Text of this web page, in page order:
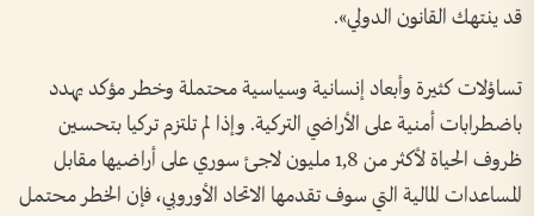
قد ينتهك القانون الدولي».
تساؤلات كثيرة وأبعاد إنسانية وسياسية محتملة وخطر مؤكد يهدد
باضطرابات أمنية على الأراضي التركية. وإذا لم تلتزم تركيا بتحسين
ظروف الحياة لأكثر من 1,8 مليون لاجئ سوري على أراضيها مقابل
المساعدات المالية التي سوف تقدمها الاتحاد الأوروبي، فإن الخطر محتمل